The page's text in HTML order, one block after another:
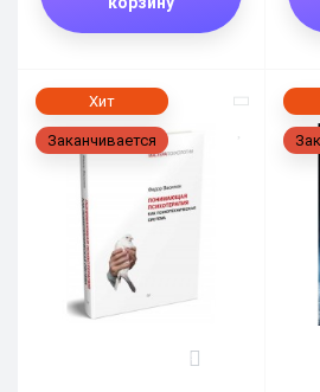
Хит
Заканчивается